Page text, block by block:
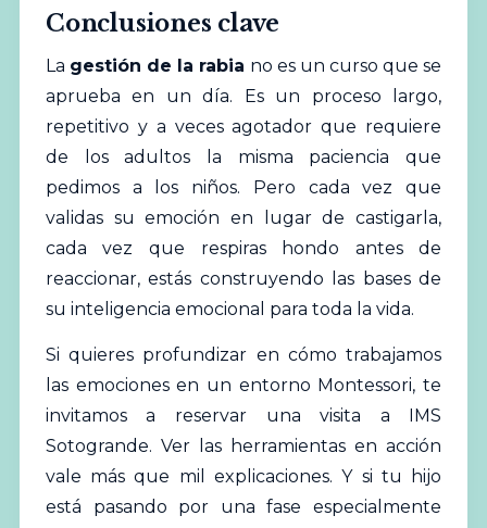
Conclusiones clave
La gestión de la rabia no es un curso que se
aprueba en un día. Es un proceso largo,
repetitivo y a veces agotador que requiere
de los adultos la misma paciencia que
pedimos a los niños. Pero cada vez que
validas su emoción en lugar de castigarla,
cada vez que respiras hondo antes de
reaccionar, estás construyendo las bases de
su inteligencia emocional para toda la vida.
Si quieres profundizar en cómo trabajamos
las emociones en un entorno Montessori, te
invitamos a reservar una visita a IMS
Sotogrande. Ver las herramientas en acción
vale más que mil explicaciones. Y si tu hijo
está pasando por una fase especialmente